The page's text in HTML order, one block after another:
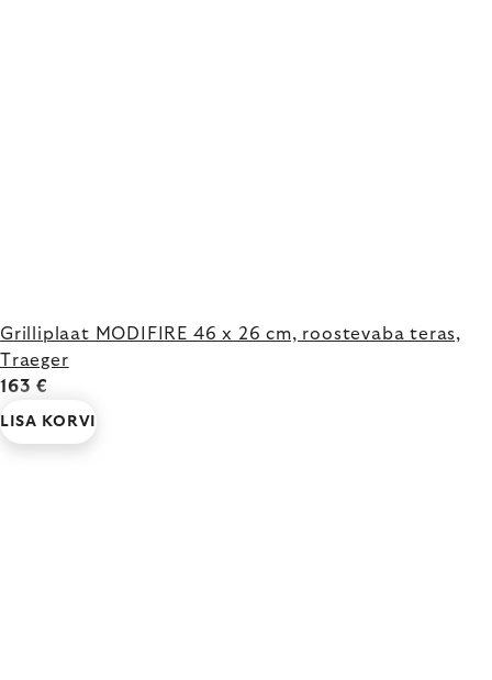
Grilliplaat MODIFIRE 46 x 26 cm, roostevaba teras,
Traeger
163 €
LISA KORVI